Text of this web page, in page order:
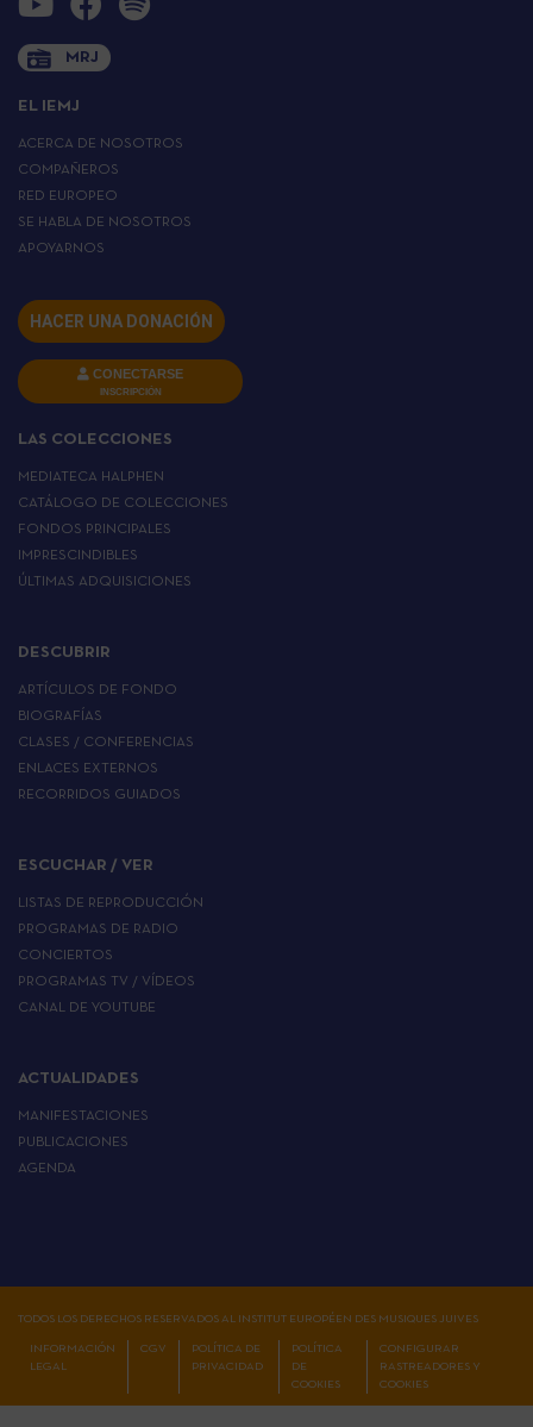
MRJ
EL IEMJ
ACERCA DE NOSOTROS
COMPAÑEROS
RED EUROPEO
SE HABLA DE NOSOTROS
APOYARNOS
HACER UNA DONACIÓN
CONECTARSE
INSCRIPCIÓN
LAS COLECCIONES
MEDIATECA HALPHEN
CATÁLOGO DE COLECCIONES
FONDOS PRINCIPALES
IMPRESCINDIBLES
ÚLTIMAS ADQUISICIONES
DESCUBRIR
ARTÍCULOS DE FONDO
BIOGRAFÍAS
CLASES / CONFERENCIAS
ENLACES EXTERNOS
RECORRIDOS GUIADOS
ESCUCHAR / VER
LISTAS DE REPRODUCCIÓN
PROGRAMAS DE RADIO
CONCIERTOS
PROGRAMAS TV / VÍDEOS
CANAL DE YOUTUBE
ACTUALIDADES
MANIFESTACIONES
PUBLICACIONES
AGENDA
TODOS LOS DERECHOS RESERVADOS AL INSTITUT EUROPÉEN DES MUSIQUES JUIVES
INFORMACIÓN
LEGAL
CGV
POLÍTICA DE
PRIVACIDAD
POLÍTICA
DE
COOKIES
CONFIGURAR
RASTREADORES Y
COOKIES